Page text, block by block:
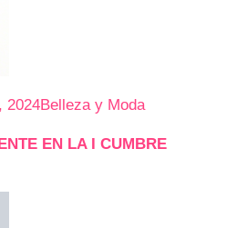
2024Belleza y Moda
EN LA I CUMBRE